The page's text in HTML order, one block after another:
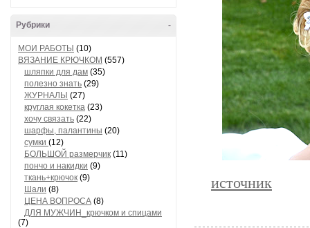
-
Рубрики
МОИ РАБОТЫ (10)
ВЯЗАНИЕ КРЮЧКОМ (557)
шляпки для дам (35)
полезно знать (29)
ЖУРНАЛЫ (27)
круглая кокетка (23)
хочу связать (22)
шарфы, палантины (20)
сумки (12)
БОЛЬШОЙ размерчик (11)
пончо и накидки (9)
ткань+крючок (9)
Шали (8)
ЦЕНА ВОПРОСА (8)
ДЛЯ МУЖЧИН_крючком и спицами
(7)
источник